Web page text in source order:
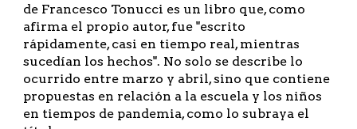
de Francesco Tonucci es un libro que, como
afirma el propio autor, fue "escrito
rápidamente, casi en tiempo real, mientras
sucedían los hechos". No solo se describe lo
ocurrido entre marzo y abril, sino que contiene
propuestas en relación a la escuela y los niños
en tiempos de pandemia, como lo subraya el